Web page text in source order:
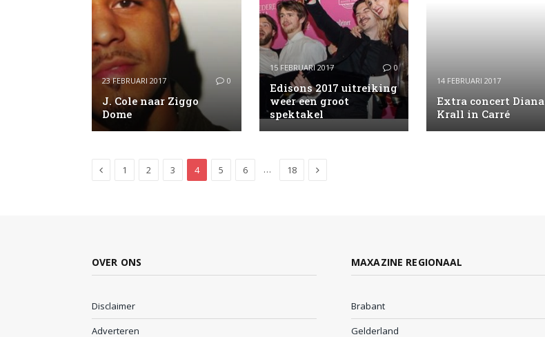
23 FEBRUARI 2017 0
J. Cole naar Ziggo
Dome
15 FEBRUARI 2017 0
Edisons 2017 uitreiking
weer een groot
spektakel
14 FEBRUARI 2017
Extra concert Diana
Krall in Carré
Previous
1 2 3 4 5 6 … 18 Next
OVER ONS
Disclaimer
Adverteren
MAXAZINE REGIONAAL
Brabant
Gelderland